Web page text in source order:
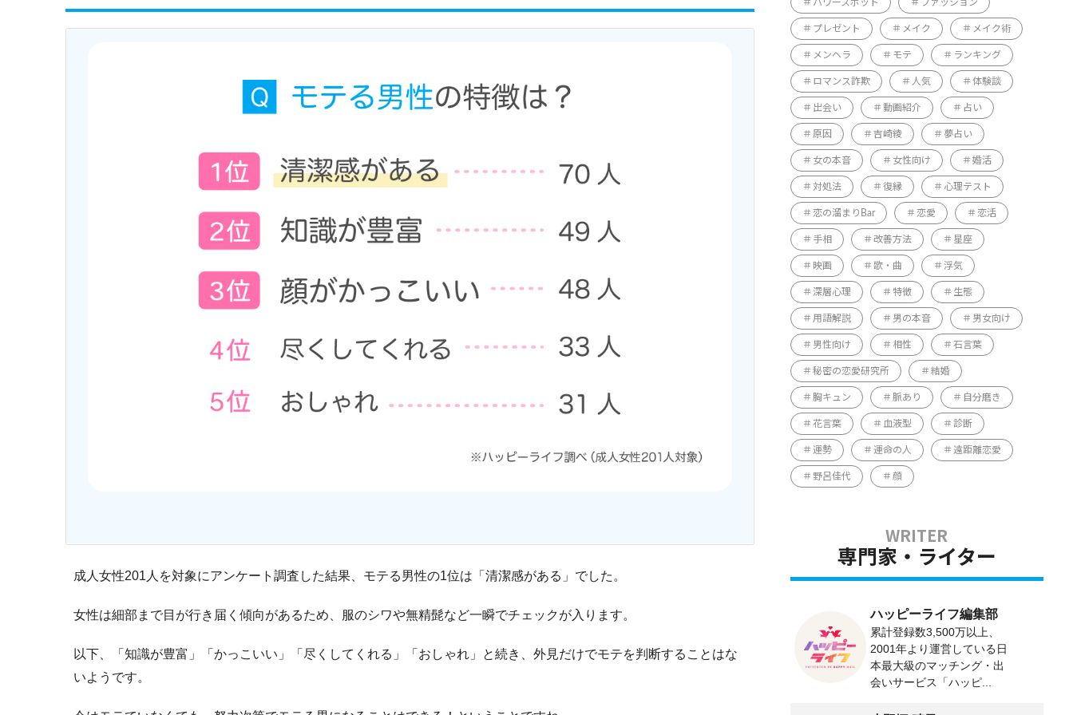
成人女性201人を対象にアンケート調査した結果、モテる男性の1位は「清潔感がある」でした。
女性は細部まで目が行き届く傾向があるため、服のシワや無精髭など一瞬でチェックが入ります。
以下、「知識が豊富」「かっこいい」「尽くしてくれる」「おしゃれ」と続き、外見だけでモテを判断することはな
いようです。
パワースポット ファッション
プレゼント メイク メイク術
メンヘラ モテ ランキング
ロマンス詐欺 人気 体験談
出会い 動画紹介 占い
原因 吉崎綾 夢占い
女の本音 女性向け 婚活
対処法 復縁 心理テスト
恋の溜まりBar 恋愛 恋活
手相 改善方法 星座
映画 歌・曲 浮気
深層心理 特徴 生態
用語解説 男の本音 男女向け
男性向け 相性 石言葉
秘密の恋愛研究所 結婚
胸キュン 脈あり 自分磨き
花言葉 血液型 診断
運勢 運命の人 遠距離恋愛
野呂佳代 顔
専門家・ライター
ハッピーライフ編集部
累計登録数3,500万以上、
2001年より運営している日
本最大級のマッチング・出
会いサービス「ハッピ...